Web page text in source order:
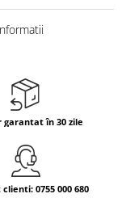
garantat în 30 zile
0755 000 680